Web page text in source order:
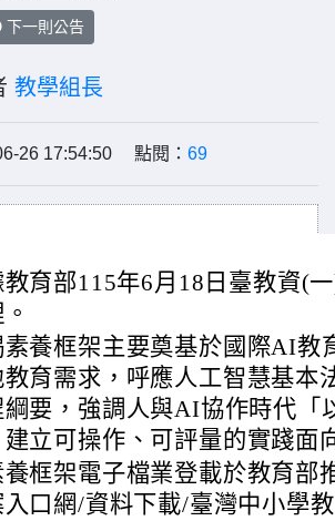
下一則公告
教學組長
26 17:54:50 點閱： 69
育部115年6月18日臺教資(
素養框架主要奠基於國際AI教
教育需求，呼應人工智慧基本
要，強調人與AI協作時代「
建立可操作、可評量的實踐面
養框架電子檔業登載於教育部
入口網/資料下載/臺灣中小學